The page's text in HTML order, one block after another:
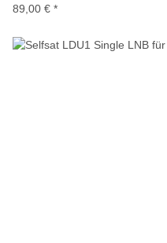
89,00 € *